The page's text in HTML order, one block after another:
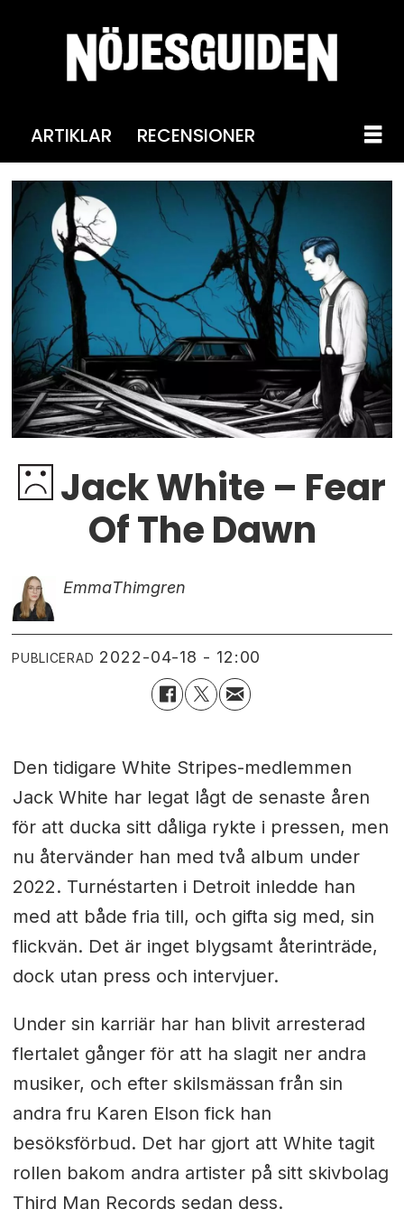
ARTIKLAR RECENSIONER
Jack White – Fear
Of The Dawn
EmmaThimgren
PUBLICERAD 2022-04-18 - 12:00
Den tidigare White Stripes-medlemmen
Jack White har legat lågt de senaste åren
för att ducka sitt dåliga rykte i pressen, men
nu återvänder han med två album under
2022. Turnéstarten i Detroit inledde han
med att både fria till, och gifta sig med, sin
flickvän. Det är inget blygsamt återinträde,
dock utan press och intervjuer.
Under sin karriär har han blivit arresterad
flertalet gånger för att ha slagit ner andra
musiker, och efter skilsmässan från sin
andra fru Karen Elson fick han
besöksförbud. Det har gjort att White tagit
rollen bakom andra artister på sitt skivbolag
Third Man Records sedan dess.